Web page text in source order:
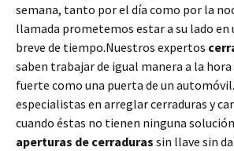
semana, tanto por el día como por la
llamada prometemos estar a su lado en
breve de tiempo.Nuestros expertos
saben trabajar de igual manera a la hora
fuerte como una puerta de un
especialistas en arreglar cerraduras y
cuando éstas no tienen ninguna
aperturas de cerraduras sin llave sin